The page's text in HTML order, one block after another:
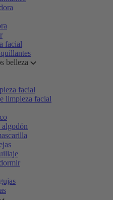
facial
belleza
facial
limpieza facial
algodón